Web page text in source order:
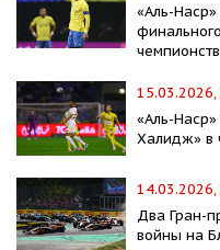
«Аль-
«Аль-
Халидж» в
Два Гран-
войны на